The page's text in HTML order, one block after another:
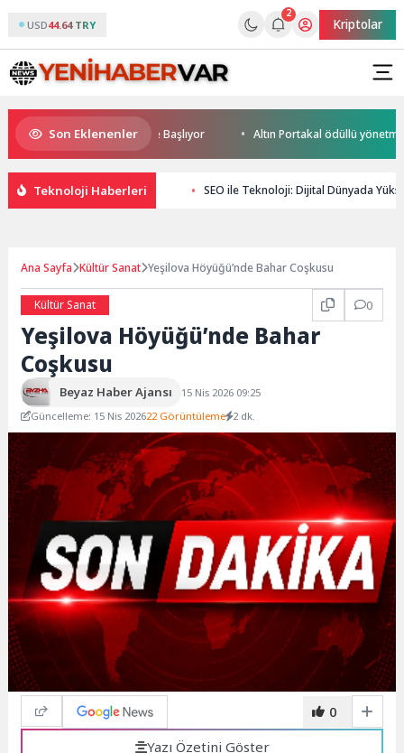
USD44.64 TRY
2
Kriptolar
Son Eklenenler
Cup Heyecanı Paris’te Başlıyor Altın Portakal ödüllü yönetmen
Teknoloji Haberleri SEO ile Teknoloji: Dijital Dünyada
Ana Sayfa Kültür Sanat Yeşilova Höyüğü’nde Bahar Coşkusu
Kültür Sanat 0
Yeşilova Höyüğü’nde Bahar
Coşkusu
Beyaz Haber Ajansı
15 Nis 2026 09:25
Güncelleme: 15 Nis 202622 Görüntüleme 2 dk.
0
Yazı Özetini Göster